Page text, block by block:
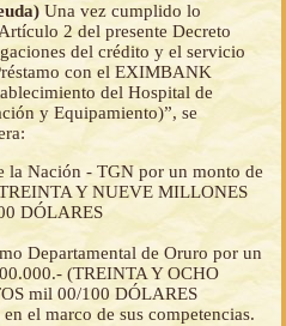
Una vez cumplido lo
2 del presente Decreto
del crédito y el servicio
con el EXIMBANK
del Hospital de
y Equipamiento)”, se
la Nación - TGN por un monto de
Y NUEVE MILLONES
DÓLARES
Departamental de Oruro por un
(TREINTA Y OCHO
mil 00/100 DÓLARES
el marco de sus competencias.